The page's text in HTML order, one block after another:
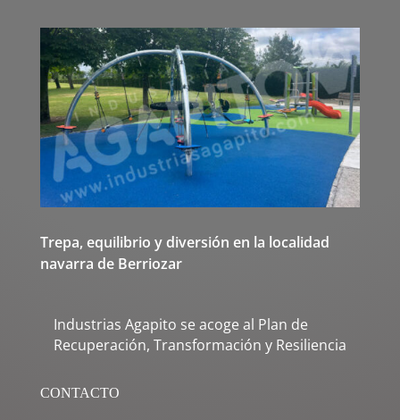
Trepa, equilibrio y diversión en la localidad
navarra de Berriozar
Industrias Agapito se acoge al Plan de
Recuperación, Transformación y Resiliencia
CONTACTO